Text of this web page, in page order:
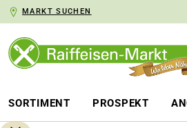
Zur Hauptnavigation
MARKT SUCHEN
SORTIMENT PROSPEKT